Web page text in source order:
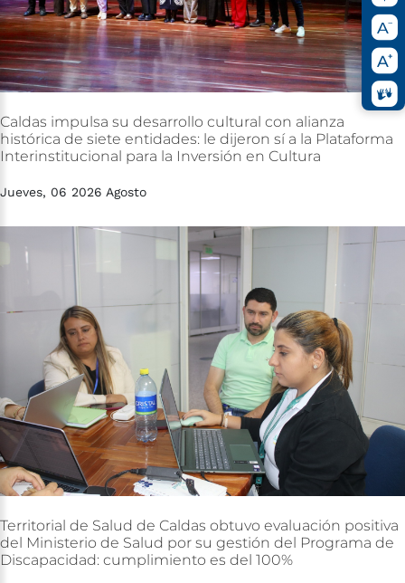
Caldas impulsa su desarrollo cultural con alianza
histórica de siete entidades: le dijeron sí a la Plataforma
Interinstitucional para la Inversión en Cultura
Jueves, 06 2026 Agosto
Territorial de Salud de Caldas obtuvo evaluación positiva
del Ministerio de Salud por su gestión del Programa de
Discapacidad: cumplimiento es del 100%